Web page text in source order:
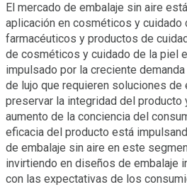
El mercado de embalaje sin aire
aplicación en cosméticos y cuidado
farmacéuticos y productos de
de cosméticos y cuidado de la piel
impulsado por la creciente
de lujo que requieren soluciones de
preservar la integridad del producto
aumento de la conciencia del
eficacia del producto está
de embalaje sin aire en este
invirtiendo en diseños de embalaje
con las expectativas de los